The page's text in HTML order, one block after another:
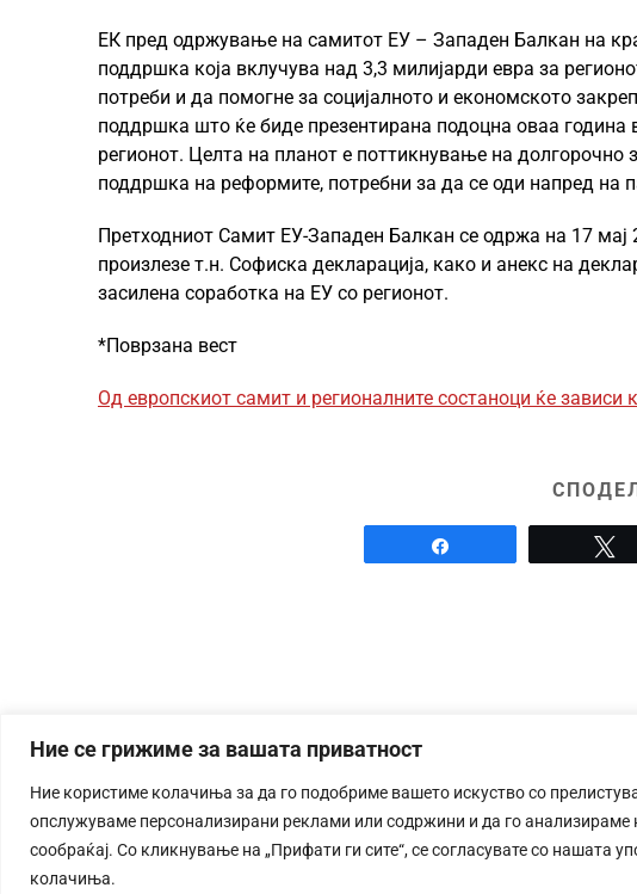
Ние се грижиме за вашата приватност
Ние користиме колачиња за да го подобриме вашето искуство со
опслужуваме персонализирани реклами или содржини и да го анализираме
сообраќај. Со кликнување на „Прифати ги сите“, се согласувате со нашата
колачиња.
ЕК пред одржување на самитот ЕУ – Западен Балкан на
поддршка која вклучува над 3,3 милијарди евра за
потреби и да помогне за социјалното и економското
поддршка што ќе биде презентирана подоцна оваа
регионот. Целта на планот е поттикнување на
поддршка на реформите, потребни за да се оди напред на
Претходниот Самит ЕУ-Западен Балкан се одржа на 17 мај
произлезе т.н. Софиска декларација, како и анекс на
засилена соработка на ЕУ со регионот.
*Поврзана вест
Од европскиот самит и регионалните состаноци ќе зависи